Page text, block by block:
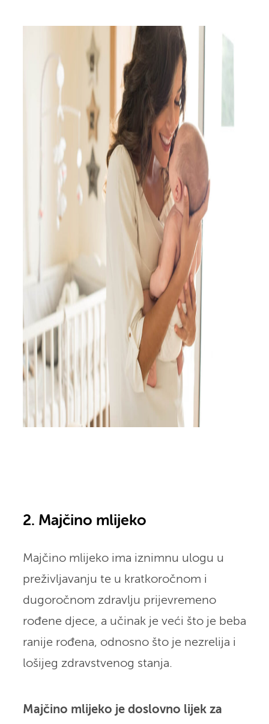
2. Majčino mlijeko
Majčino mlijeko ima iznimnu ulogu u
preživljavanju te u kratkoročnom i
dugoročnom zdravlju prijevremeno
rođene djece, a učinak je veći što je beba
ranije rođena, odnosno što je nezrelija i
lošijeg zdravstvenog stanja.
Majčino mlijeko je doslovno lijek za